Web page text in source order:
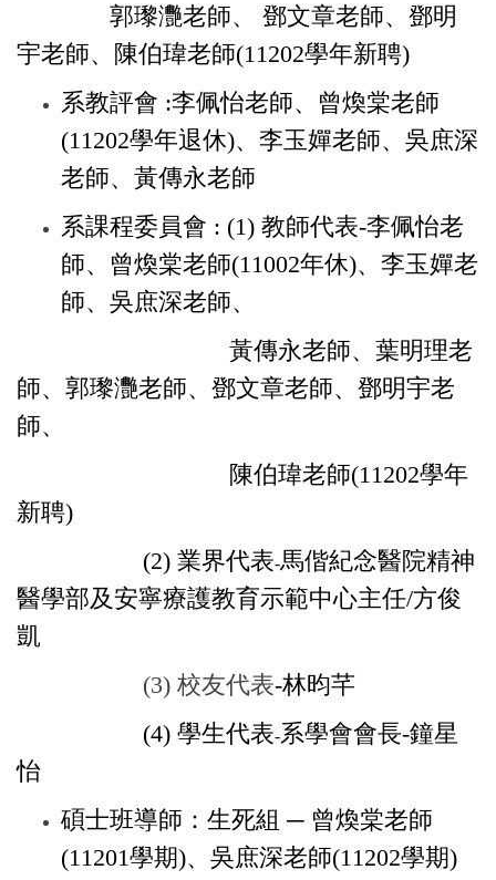
郭瓈灧老師、
鄧文章老師、鄧明
宇老師、陳伯瑋老師(11202學年新聘)
系教評會 :李佩怡老師、曾煥棠老師
(11202學年退休)、李玉嬋老師、吳庶深
老師、黃傳永老師
系課程委員會 : (1) 教師代表-李佩怡老
師、曾煥棠老師(11002年休)、李玉嬋老
師、吳庶深老師、
黃傳永老師、 葉明理老
師、 郭瓈灧老師、鄧文章老師、鄧明宇老
師、
陳伯瑋老師(11202學年
新聘)
(2) 業界代表-馬偕紀念醫院精神
醫學部及安寧療護教育示範中心主任/方俊
凱
(3) 校友代表-林昀芊
(4) 學生代表-系學會會長-鐘星
怡
碩士班導師：生死組 ─ 曾煥棠老師
(11201學期)、吳庶深老師(11202學期)